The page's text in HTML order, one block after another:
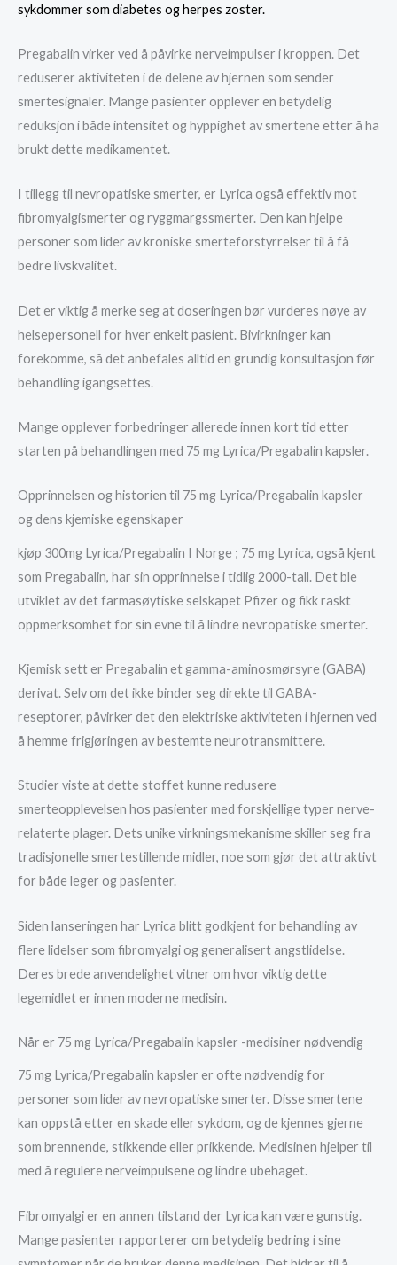
sykdommer som diabetes og herpes zoster.
Pregabalin virker ved å påvirke nerveimpulser i kroppen. Det
reduserer aktiviteten i de delene av hjernen som sender
smertesignaler. Mange pasienter opplever en betydelig
reduksjon i både intensitet og hyppighet av smertene etter å ha
brukt dette medikamentet.
I tillegg til nevropatiske smerter, er Lyrica også effektiv mot
fibromyalgismerter og ryggmargssmerter. Den kan hjelpe
personer som lider av kroniske smerteforstyrrelser til å få
bedre livskvalitet.
Det er viktig å merke seg at doseringen bør vurderes nøye av
helsepersonell for hver enkelt pasient. Bivirkninger kan
forekomme, så det anbefales alltid en grundig konsultasjon før
behandling igangsettes.
Mange opplever forbedringer allerede innen kort tid etter
starten på behandlingen med 75 mg Lyrica/Pregabalin kapsler.
Opprinnelsen og historien til 75 mg Lyrica/Pregabalin kapsler
og dens kjemiske egenskaper
kjøp 300mg Lyrica/Pregabalin I Norge ; 75 mg Lyrica, også kjent
som Pregabalin, har sin opprinnelse i tidlig 2000-tall. Det ble
utviklet av det farmasøytiske selskapet Pfizer og fikk raskt
oppmerksomhet for sin evne til å lindre nevropatiske smerter.
Kjemisk sett er Pregabalin et gamma-aminosmørsyre (GABA)
derivat. Selv om det ikke binder seg direkte til GABA-
reseptorer, påvirker det den elektriske aktiviteten i hjernen ved
å hemme frigjøringen av bestemte neurotransmittere.
Studier viste at dette stoffet kunne redusere
smerteopplevelsen hos pasienter med forskjellige typer nerve-
relaterte plager. Dets unike virkningsmekanisme skiller seg fra
tradisjonelle smertestillende midler, noe som gjør det attraktivt
for både leger og pasienter.
Siden lanseringen har Lyrica blitt godkjent for behandling av
flere lidelser som fibromyalgi og generalisert angstlidelse.
Deres brede anvendelighet vitner om hvor viktig dette
legemidlet er innen moderne medisin.
Når er 75 mg Lyrica/Pregabalin kapsler -medisiner nødvendig
75 mg Lyrica/Pregabalin kapsler er ofte nødvendig for
personer som lider av nevropatiske smerter. Disse smertene
kan oppstå etter en skade eller sykdom, og de kjennes gjerne
som brennende, stikkende eller prikkende. Medisinen hjelper til
med å regulere nerveimpulsene og lindre ubehaget.
Fibromyalgi er en annen tilstand der Lyrica kan være gunstig.
Mange pasienter rapporterer om betydelig bedring i sine